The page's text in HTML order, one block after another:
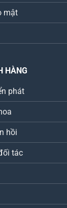
mật
HÀNG
phát
hồi
tác